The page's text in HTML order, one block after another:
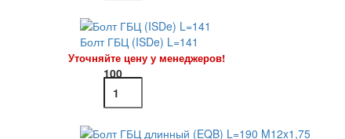
Болт ГБЦ (ISDe) L=141
Уточняйте цену у менеджеров!
100